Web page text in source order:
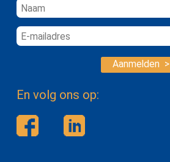
Aanmelden >
En volg ons op: